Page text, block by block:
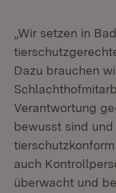
„Wir setzen in
Dazu brauchen
Verantwortung
bewusst sind
auch
überwacht und